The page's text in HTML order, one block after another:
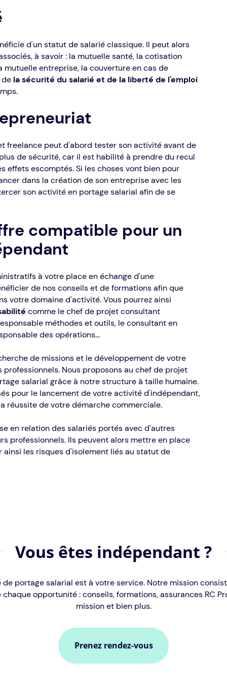
d'un statut de salarié classique. Il peut alors
à savoir : la mutuelle santé, la cotisation
entreprise, la couverture en cas de
la sécurité du salarié et de la liberté de l'emploi
freelance peut d'abord tester son activité avant de
de sécurité, car il est habilité à prendre du recul
effets escomptés. Si les choses vont bien pour
dans la création de son entreprise avec les
son activité en portage salarial afin de se
compatible pour un
à votre place en échange d'une
de nos conseils et de formations afin que
votre domaine d'activité. Vous pourrez ainsi
comme le chef de projet consultant
méthodes et outils, le consultant en
des opérations…
de missions et le développement de votre
Nous proposons au chef de projet
salarial grâce à notre structure à taille humaine.
pour le lancement de votre activité d'indépendant,
réussite de votre démarche commerciale.
en relation des salariés portés avec d'autres
professionnels. Ils peuvent alors mettre en place
les risques d'isolement liés au statut de
Vous êtes indépendant ?
portage salarial est à votre service. Notre mission
opportunité : conseils, formations, assurances RC
mission et bien plus.
Prenez rendez-vous